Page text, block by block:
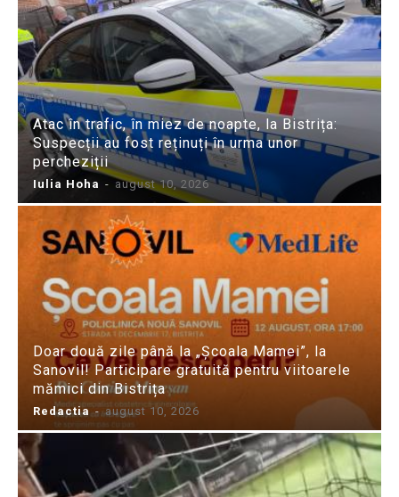
Atac în trafic, în miez de noapte, la Bistrița:
Suspecții au fost reținuți în urma unor
percheziții
Iulia Hoha - august 10, 2026
Doar două zile până la „Școala Mamei”, la
Sanovil! Participare gratuită pentru viitoarele
mămici din Bistrița
Redactia - august 10, 2026